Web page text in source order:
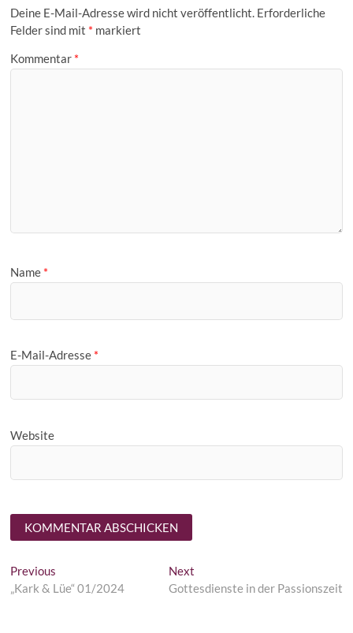
Deine E-Mail-Adresse wird nicht veröffentlicht. Erforderliche
Felder sind mit * markiert
Kommentar *
Name *
E-Mail-Adresse *
Website
Beitragsnavigation
Previous
post:
„Kark & Lüe“ 01/2024
NextNext
post:
Gottesdienste in der Passionszeit